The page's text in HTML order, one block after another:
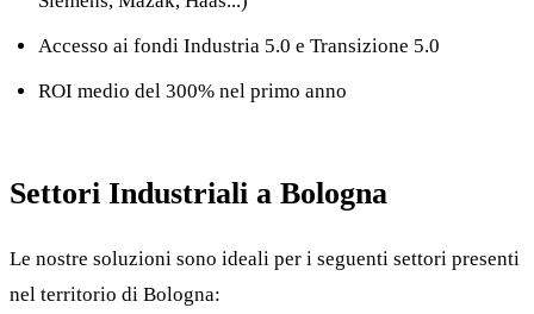
Accesso ai fondi Industria 5.0 e Transizione 5.0
ROI medio del 300% nel primo anno
Settori Industriali a Bologna
Le nostre soluzioni sono ideali per i seguenti settori presenti
nel territorio di Bologna: